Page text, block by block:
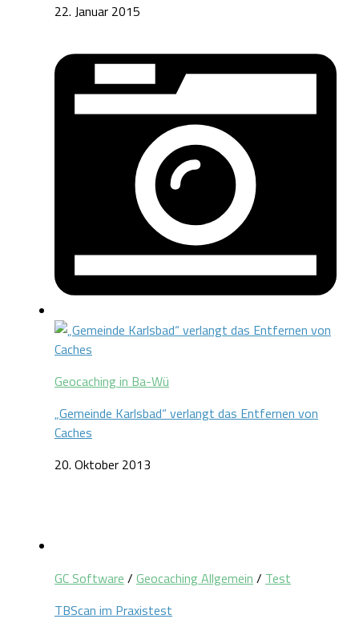
22. Januar 2015
Geocaching in Ba-Wü
„Gemeinde Karlsbad“ verlangt das Entfernen von
Caches
20. Oktober 2013
GC Software / Geocaching Allgemein / Test
TBScan im Praxistest